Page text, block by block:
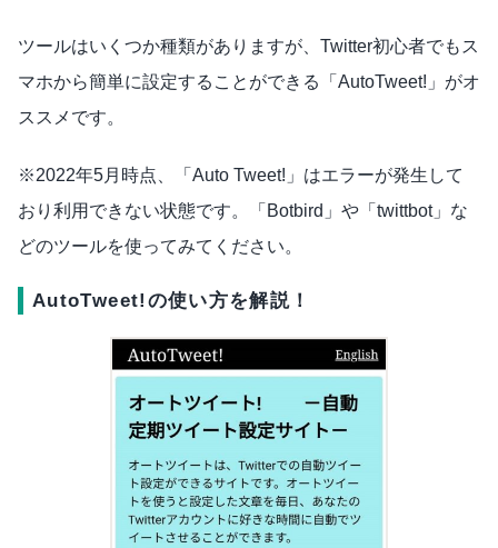
ツールはいくつか種類がありますが、Twitter初心者でもス
マホから簡単に設定することができる「AutoTweet!」がオ
ススメです。
※2022年5月時点、「Auto Tweet!」はエラーが発生して
おり利用できない状態です。「Botbird」や「twittbot」な
どのツールを使ってみてください。
AutoTweet!の使い方を解説！